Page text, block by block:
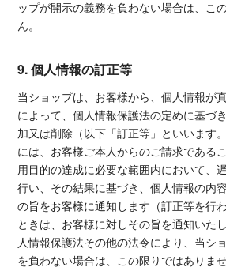
ップが開示の義務を負わない場合は、こ
ん。
9. 個人情報の訂正等
当ショップは、お客様から、個人情報が
によって、個人情報保護法の定めに基づ
加又は削除（以下「訂正等」といいます
には、お客様ご本人からのご請求である
用目的の達成に必要な範囲内において、
行い、その結果に基づき、個人情報の内
の旨をお客様に通知します（訂正等を行
ときは、お客様に対しその旨を通知いた
人情報保護法その他の法令により、当シ
を負わない場合は、この限りではありませ